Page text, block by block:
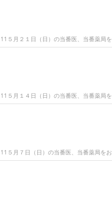
５月２１日（日）の当番医、当番薬局を
５月１４日（日）の当番医、当番薬局を
５月７日（日）の当番医、当番薬局をお